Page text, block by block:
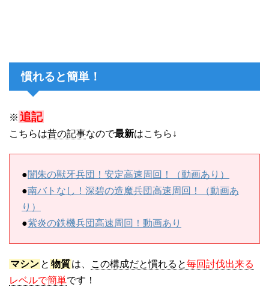
慣れると簡単！
※ 追記
こちらは昔の記事なので最新はこちら↓
●闇朱の獣牙兵団！安定高速周回！（動画あり）
●南バトなし！深碧の造魔兵団高速周回！（動画あ
り）
●紫炎の鉄機兵団高速周回！動画あり
マシン と 物質は、 この構成だと慣れると毎回討伐出来る
レベルで簡単です！